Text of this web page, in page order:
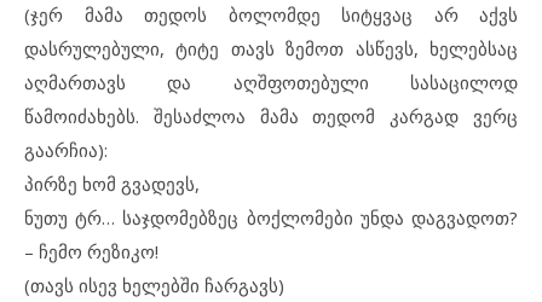
(ჯერ მამა თედოს ბოლომდე სიტყვაც არ აქვს
დასრულებული, ტიტე თავს ზემოთ ასწევს, ხელებსაც
აღმართავს და აღშფოთებული სასაცილოდ
წამოიძახებს. შესაძლოა მამა თედომ კარგად ვერც
გაარჩია):
პირზე ხომ გვადევს,
ნუთუ ტრ… საჯდომებზეც ბოქლომები უნდა დაგვადოთ?
– ჩემო რეზიკო!
(თავს ისევ ხელებში ჩარგავს)